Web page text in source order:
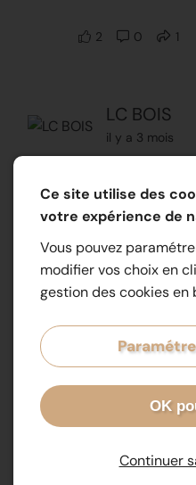
2 0 1
LC BOIS
il y a 3 mois
0 0 0
LC BOIS
🌿 La saison des
Chez LC BOIS, on
véritables espaces de
🔨Imaginez… un café au
amis, ou simplement un
Ce site utilise des
votre expérience de
Vous pouvez
modifier vos choix en
gestion des cookies en
OK
Continuer